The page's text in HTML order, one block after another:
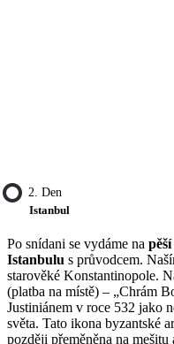
2. Den
Istanbul
Po snídani se vydáme na
Istanbulu s průvodcem.
starověké Konstantinopole.
(platba na místě) – „Chrám
Justiniánem v roce 532 jako
světa. Tato ikona byzantské
později přeměněna na